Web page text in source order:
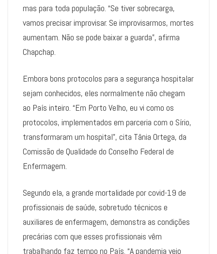
mas para toda população. “Se tiver sobrecarga,
vamos precisar improvisar. Se improvisarmos, mortes
aumentam. Não se pode baixar a guarda”, afirma
Chapchap.
Embora bons protocolos para a segurança hospitalar
sejam conhecidos, eles normalmente não chegam
ao País inteiro. “Em Porto Velho, eu vi como os
protocolos, implementados em parceria com o Sírio,
transformaram um hospital”, cita Tânia Ortega, da
Comissão de Qualidade do Conselho Federal de
Enfermagem.
Segundo ela, a grande mortalidade por covid-19 de
profissionais de saúde, sobretudo técnicos e
auxiliares de enfermagem, demonstra as condições
precárias com que esses profissionais vêm
trabalhando faz tempo no País. “A pandemia veio